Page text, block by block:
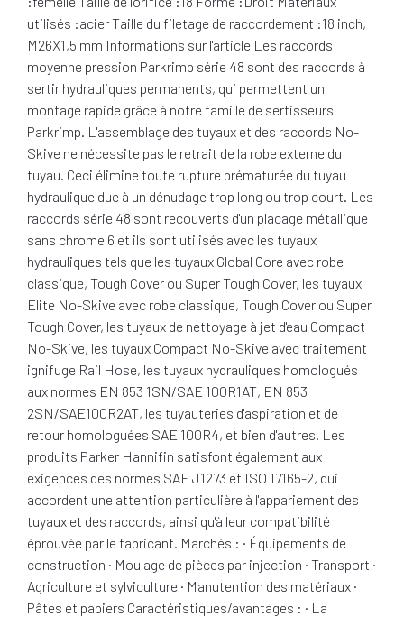
utilisés :acier Taille du filetage de raccordement :18 inch,
M26X1,5 mm Informations sur l'article Les raccords
moyenne pression Parkrimp série 48 sont des raccords à
sertir hydrauliques permanents, qui permettent un
montage rapide grâce à notre famille de sertisseurs
Parkrimp. L'assemblage des tuyaux et des raccords No-
Skive ne nécessite pas le retrait de la robe externe du
tuyau. Ceci élimine toute rupture prématurée du tuyau
hydraulique due à un dénudage trop long ou trop court. Les
raccords série 48 sont recouverts d'un placage métallique
sans chrome 6 et ils sont utilisés avec les tuyaux
hydrauliques tels que les tuyaux Global Core avec robe
classique, Tough Cover ou Super Tough Cover, les tuyaux
Elite No-Skive avec robe classique, Tough Cover ou Super
Tough Cover, les tuyaux de nettoyage à jet d'eau Compact
No-Skive, les tuyaux Compact No-Skive avec traitement
ignifuge Rail Hose, les tuyaux hydrauliques homologués
aux normes EN 853 1SN/SAE 100R1AT, EN 853
2SN/SAE100R2AT, les tuyauteries d'aspiration et de
retour homologuées SAE 100R4, et bien d'autres. Les
produits Parker Hannifin satisfont également aux
exigences des normes SAE J1273 et ISO 17165-2, qui
accordent une attention particulière à l'appariement des
tuyaux et des raccords, ainsi qu'à leur compatibilité
éprouvée par le fabricant. Marchés : · Équipements de
construction · Moulage de pièces par injection · Transport ·
Agriculture et sylviculture · Manutention des matériaux ·
Pâtes et papiers Caractéristiques/avantages : · La